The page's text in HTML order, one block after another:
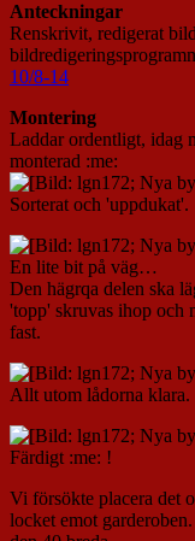
Anteckningar
Renskrivit, redigerat
10/8-14
Montering
Laddar ordentligt, idag
monterad :me:
Sorterat och 'uppdukat'.
En lite bit på väg…
Den hägrqa delen ska
'topp' skruvas ihop och
fast.
Allt utom lådorna klara.
Färdigt :me: !
Vi försökte placera det
locket emot